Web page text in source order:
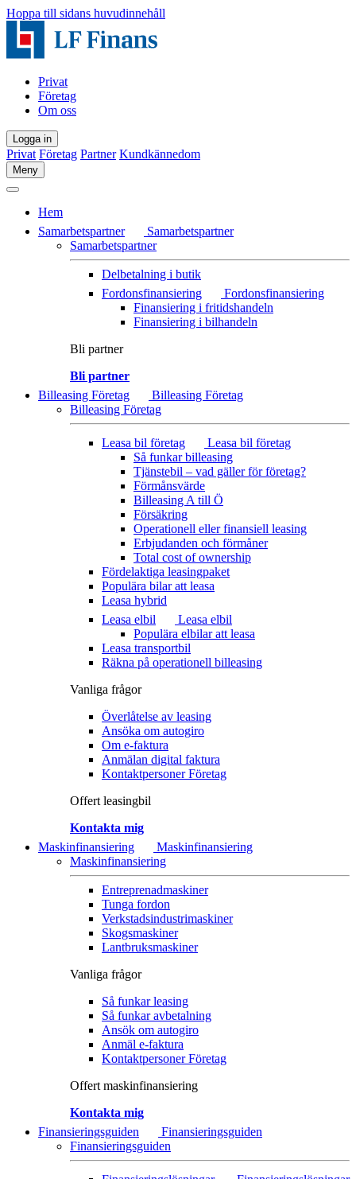
Hoppa till sidans huvudinnehåll
Privat
Företag
Om oss
Logga in
Privat Företag Partner Kundkännedom
Meny
Hem
Samarbetspartner
Samarbetspartner
Samarbetspartner
Delbetalning i butik
Fordonsfinansiering
Fordonsfinansiering
Finansiering i fritidshandeln
Finansiering i bilhandeln
Bli partner
Bli partner
Billeasing Företag
Billeasing Företag
Billeasing Företag
Leasa bil företag
Leasa bil företag
Så funkar billeasing
Tjänstebil – vad gäller för företag?
Förmånsvärde
Billeasing A till Ö
Försäkring
Operationell eller finansiell leasing
Erbjudanden och förmåner
Total cost of ownership
Fördelaktiga leasingpaket
Populära bilar att leasa
Leasa hybrid
Leasa elbil
Leasa elbil
Populära elbilar att leasa
Leasa transportbil
Räkna på operationell billeasing
Vanliga frågor
Överlåtelse av leasing
Ansöka om autogiro
Om e-faktura
Anmälan digital faktura
Kontaktpersoner Företag
Offert leasingbil
Kontakta mig
Maskinfinansiering
Maskinfinansiering
Maskinfinansiering
Entreprenadmaskiner
Tunga fordon
Verkstadsindustrimaskiner
Skogsmaskiner
Lantbruksmaskiner
Vanliga frågor
Så funkar leasing
Så funkar avbetalning
Ansök om autogiro
Anmäl e-faktura
Kontaktpersoner Företag
Offert maskinfinansiering
Kontakta mig
Finansieringsguiden
Finansieringsguiden
Finansieringsguiden